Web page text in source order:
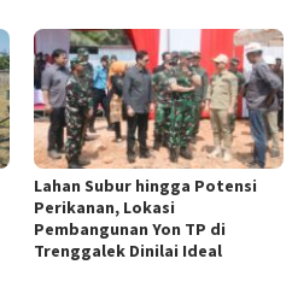
Lahan Subur hingga Potensi
Perikanan, Lokasi
Pembangunan Yon TP di
Trenggalek Dinilai Ideal